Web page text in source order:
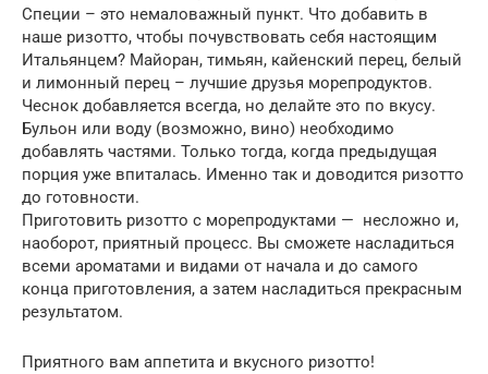
Специи – это немаловажный пункт. Что добавить в
наше ризотто, чтобы почувствовать себя настоящим
Итальянцем? Майоран, тимьян, кайенский перец, белый
и лимонный перец – лучшие друзья морепродуктов.
Чеснок добавляется всегда, но делайте это по вкусу.
Бульон или воду (возможно, вино) необходимо
добавлять частями. Только тогда, когда предыдущая
порция уже впиталась. Именно так и доводится ризотто
до готовности.
Приготовить ризотто с морепродуктами — несложно и,
наоборот, приятный процесс. Вы сможете насладиться
всеми ароматами и видами от начала и до самого
конца приготовления, а затем насладиться прекрасным
результатом.
Приятного вам аппетита и вкусного ризотто!